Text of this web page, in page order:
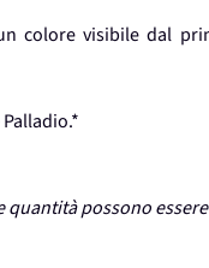
colore visibile dal
possono